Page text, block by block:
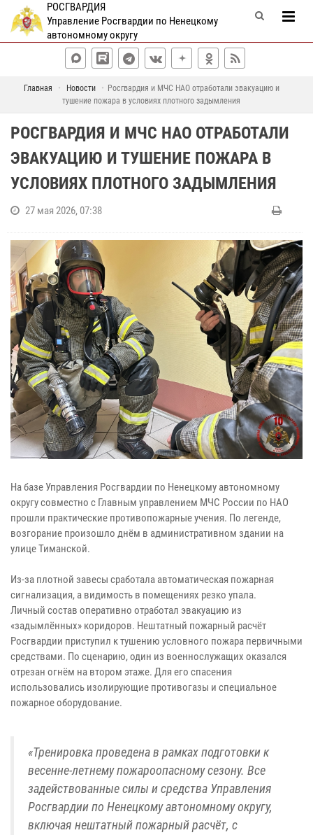
РОСГВАРДИЯ
Управление Росгвардии по Ненецкому
автономному округу
Главная Новости
Росгвардия и МЧС НАО отработали эвакуацию и
тушение пожара в условиях плотного задымления
РОСГВАРДИЯ И МЧС НАО ОТРАБОТАЛИ
ЭВАКУАЦИЮ И ТУШЕНИЕ ПОЖАРА В
УСЛОВИЯХ ПЛОТНОГО ЗАДЫМЛЕНИЯ
27 мая 2026, 07:38
На базе Управления Росгвардии по Ненецкому автономному
округу совместно с Главным управлением МЧС России по НАО
прошли практические противопожарные учения. По легенде,
возгорание произошло днём в административном здании на
улице Тиманской.
Из-за плотной завесы сработала автоматическая пожарная
сигнализация, а видимость в помещениях резко упала.
Личный состав оперативно отработал эвакуацию из
«задымлённых» коридоров. Нештатный пожарный расчёт
Росгвардии приступил к тушению условного пожара первичными
средствами. По сценарию, один из военнослужащих оказался
отрезан огнём на втором этаже. Для его спасения
использовались изолирующие противогазы и специальное
пожарное оборудование.
«Тренировка проведена в рамках подготовки к
весенне-летнему пожароопасному сезону. Все
задействованные силы и средства Управления
Росгвардии по Ненецкому автономному округу,
включая нештатный пожарный расчёт, с